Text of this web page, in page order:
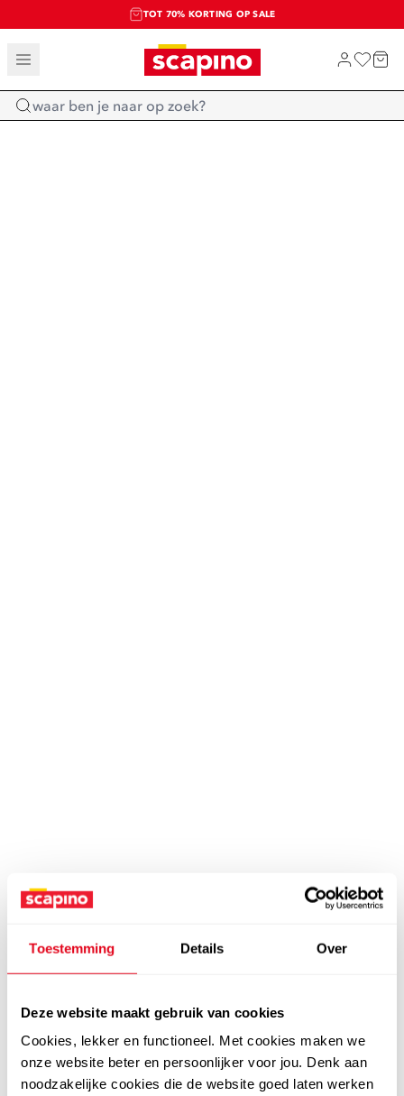
Toestemming Details Over
Deze website maakt gebruik van cookies
Cookies, lekker en functioneel. Met cookies maken we
onze website beter en persoonlijker voor jou. Denk aan
noodzakelijke cookies die de website goed laten werken
TOT 70% KORTING OP SALE
SALE: LAATSTE KANS!
SHOP NIEUW
Home